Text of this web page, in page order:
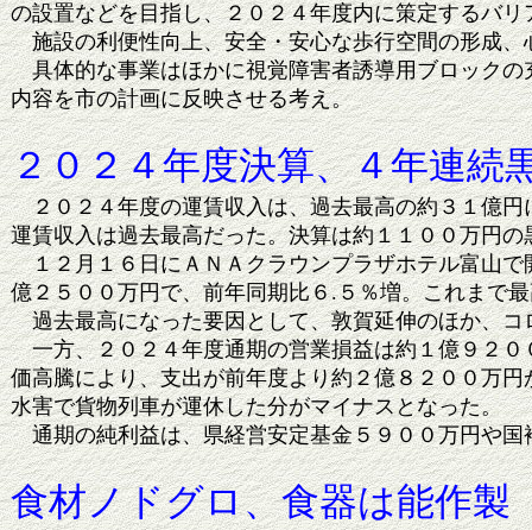
の設置などを目指し、２０２４年度内に策定するバ
施設の利便性向上、安全・安心な歩行空間の形成、
具体的な事業はほかに視覚障害者誘導用ブロックの
内容を市の計画に反映させる考え。
２０２４年度決算、４年連
２０２４年度の運賃収入は、過去最高の約３１億円
運賃収入は過去最高だった。決算は約１１００万円
１２月１６日にＡＮＡクラウンプラザホテル富山で
億２５００万円で、前年同期比６.５％増。これまで
過去最高になった要因として、敦賀延伸のほか、コ
一方、２０２４年度通期の営業損益は約１億９２０
価高騰により、支出が前年度より約２億８２００万
水害で貨物列車が運休した分がマイナスとなった。
通期の純利益は、県経営安定基金５９００万円や国
食材ノドグロ、食器は能作